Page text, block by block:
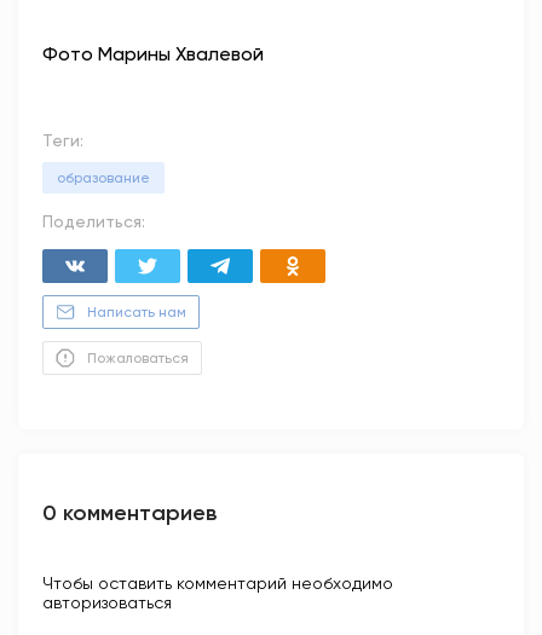
Фото Марины Хвалевой
Теги:
образование
Поделиться:
Написать нам
Пожаловаться
0 комментариев
Чтобы оставить комментарий необходимо
авторизоваться